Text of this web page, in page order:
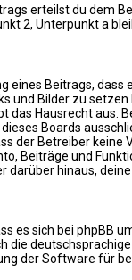
erteilst du dem
2, Unterpunkt a
eines Beitrags,
und Bilder zu setzen
das Hausrecht
Boards
der Betreiber
Beiträge und
darüber hinaus,
es sich bei phpBB
die
der Software für